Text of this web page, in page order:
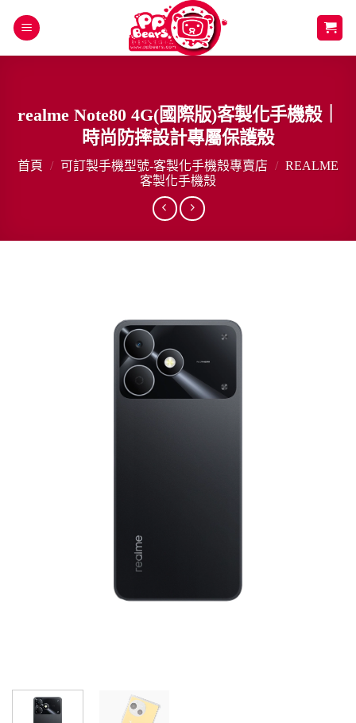
realme Note80 4G(國際版)客製化手機殼｜
時尚防摔設計專屬保護殼
首頁 / 可訂製手機型號-客製化手機殼專賣店 / REALME
客製化手機殼